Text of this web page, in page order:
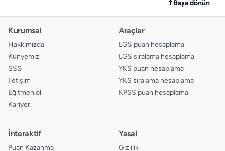
↑Başa dönün
Kurumsal
Hakkımızda
Künyemiz
SSS
İletişim
Eğitmen ol
Kariyer
Araçlar
LGS puan hesaplama
LGS sıralama hesaplama
YKS puan hesaplama
YKS sıralama hesaplama
KPSS puan hesaplama
İnteraktif
Puan Kazanma
Yasal
Gizlilik